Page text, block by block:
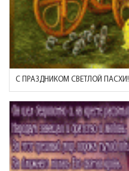
С ПРАЗДНИКОМ СВЕТЛОЙ ПАСХИ!